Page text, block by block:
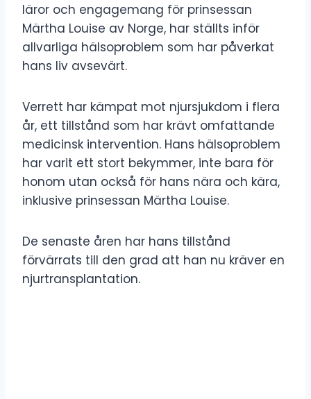
läror och engagemang för prinsessan
Märtha Louise av Norge, har ställts inför
allvarliga hälsoproblem som har påverkat
hans liv avsevärt.
Verrett har kämpat mot njursjukdom i flera
år, ett tillstånd som har krävt omfattande
medicinsk intervention. Hans hälsoproblem
har varit ett stort bekymmer, inte bara för
honom utan också för hans nära och kära,
inklusive prinsessan Märtha Louise.
De senaste åren har hans tillstånd
förvärrats till den grad att han nu kräver en
njurtransplantation.